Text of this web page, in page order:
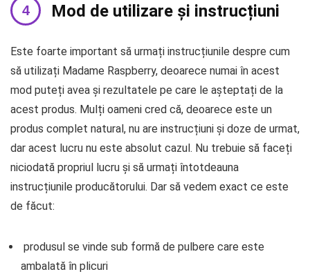
Mod de utilizare și instrucțiuni
Este foarte important să urmați instrucțiunile despre cum
să utilizați Madame Raspberry, deoarece numai în acest
mod puteți avea și rezultatele pe care le așteptați de la
acest produs. Mulți oameni cred că, deoarece este un
produs complet natural, nu are instrucțiuni și doze de urmat,
dar acest lucru nu este absolut cazul. Nu trebuie să faceți
niciodată propriul lucru și să urmați întotdeauna
instrucțiunile producătorului. Dar să vedem exact ce este
de făcut:
produsul se vinde sub formă de pulbere care este
ambalată în plicuri